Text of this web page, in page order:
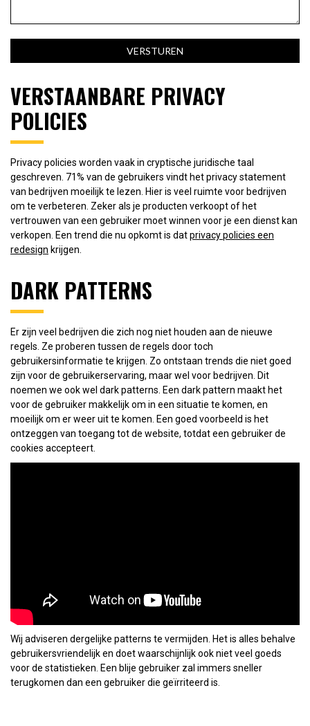
VERSTAANBARE PRIVACY
POLICIES
Privacy policies worden vaak in cryptische juridische taal
geschreven. 71% van de gebruikers vindt het privacy statement
van bedrijven moeilijk te lezen. Hier is veel ruimte voor bedrijven
om te verbeteren. Zeker als je producten verkoopt of het
vertrouwen van een gebruiker moet winnen voor je een dienst kan
verkopen. Een trend die nu opkomt is datprivacy policies een
redesign krijgen.
DARK PATTERNS
Er zijn veel bedrijven die zich nog niet houden aan de nieuwe
regels. Ze proberen tussen de regels door toch
gebruikersinformatie te krijgen. Zo ontstaan trends die niet goed
zijn voor de gebruikerservaring, maar wel voor bedrijven. Dit
noemen we ook wel dark patterns. Een dark pattern maakt het
voor de gebruiker makkelijk om in een situatie te komen, en
moeilijk om er weer uit te komen. Een goed voorbeeld is het
ontzeggen van toegang tot de website, totdat een gebruiker de
cookies accepteert.
Wij adviseren dergelijke patterns te vermijden. Het is alles behalve
gebruikersvriendelijk en doet waarschijnlijk ook niet veel goeds
voor de statistieken. Een blije gebruiker zal immers sneller
terugkomen dan een gebruiker die geïrriteerd is.